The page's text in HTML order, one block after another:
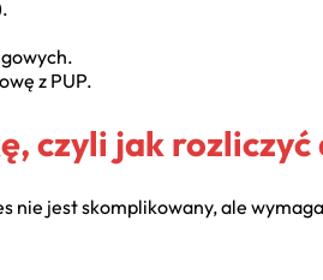
z PUP.
czyli jak
nie jest skomplikowany, ale